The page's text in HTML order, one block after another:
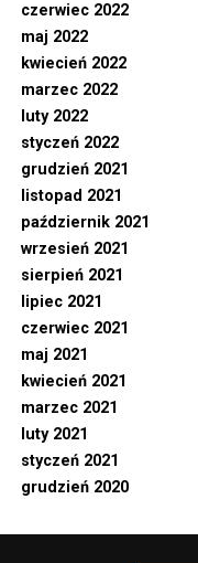
czerwiec 2022
maj 2022
kwiecień 2022
marzec 2022
luty 2022
styczeń 2022
grudzień 2021
listopad 2021
październik 2021
wrzesień 2021
sierpień 2021
lipiec 2021
czerwiec 2021
maj 2021
kwiecień 2021
marzec 2021
luty 2021
styczeń 2021
grudzień 2020